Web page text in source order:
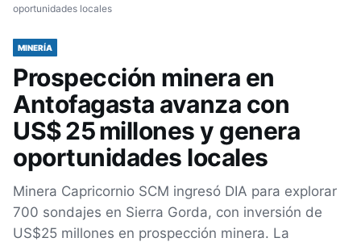
oportunidades locales
MINERÍA
Prospección minera en
Antofagasta avanza con
US$ 25 millones y genera
oportunidades locales
Minera Capricornio SCM ingresó DIA para explorar
700 sondajes en Sierra Gorda, con inversión de
US$25 millones en prospección minera. La